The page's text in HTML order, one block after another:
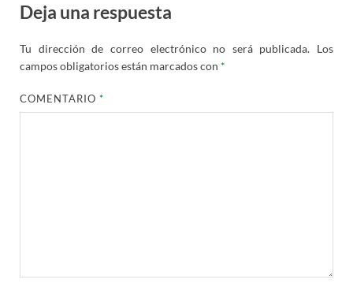
Deja una respuesta
Tu dirección de correo electrónico no será publicada. Los
campos obligatorios están marcados con *
COMENTARIO*